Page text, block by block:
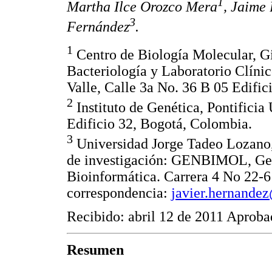
Martha Ilce Orozco Mera , Jaime
Fernández3.
1 Centro de Biología Molecular,
Bacteriología y Laboratorio
Valle, Calle 3a No. 36 B 05
2 Instituto de Genética, Pontificia
Edificio 32, Bogotá, Colombia.
3 Universidad Jorge Tadeo
de investigación: GENBIMOL,
Bioinformática. Carrera 4 No 22-
correspondencia:
Recibido: abril 12 de 2011
Resumen